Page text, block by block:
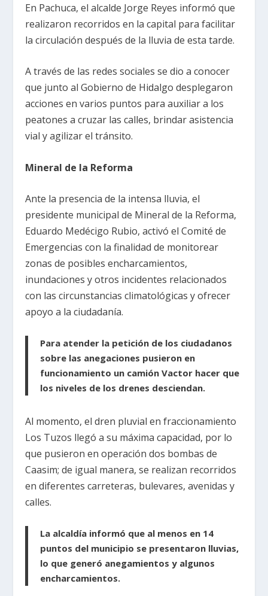
En Pachuca, el alcalde Jorge Reyes informó que
realizaron recorridos en la capital para facilitar
la circulación después de la lluvia de esta tarde.
A través de las redes sociales se dio a conocer
que junto al Gobierno de Hidalgo desplegaron
acciones en varios puntos para auxiliar a los
peatones a cruzar las calles, brindar asistencia
vial y agilizar el tránsito.
Mineral de la Reforma
Ante la presencia de la intensa lluvia, el
presidente municipal de Mineral de la Reforma,
Eduardo Medécigo Rubio, activó el Comité de
Emergencias con la finalidad de monitorear
zonas de posibles encharcamientos,
inundaciones y otros incidentes relacionados
con las circunstancias climatológicas y ofrecer
apoyo a la ciudadanía.
Para atender la petición de los ciudadanos
sobre las anegaciones pusieron en
funcionamiento un camión Vactor hacer que
los niveles de los drenes desciendan.
Al momento, el dren pluvial en fraccionamiento
Los Tuzos llegó a su máxima capacidad, por lo
que pusieron en operación dos bombas de
Caasim; de igual manera, se realizan recorridos
en diferentes carreteras, bulevares, avenidas y
calles.
La alcaldía informó que al menos en 14
puntos del municipio se presentaron lluvias,
lo que generó anegamientos y algunos
encharcamientos.